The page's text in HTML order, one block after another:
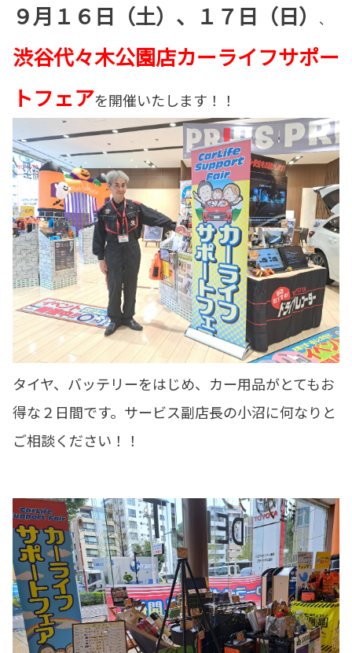
９月１６日（土）、１７日（日） 、
渋谷代々木公園店カーライフサポー
トフェアを開催いたします！！
タイヤ、バッテリーをはじめ、カー用品がとてもお
得な２日間です。サービス副店長の小沼に何なりと
ご相談ください！！